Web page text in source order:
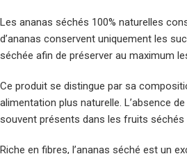
Les ananas séchés 100% naturelles
d’ananas conservent uniquement les
séchée afin de préserver au maximum
Ce produit se distingue par sa
alimentation plus naturelle. L’absence
souvent présents dans les fruits séchés
Riche en fibres, l’ananas séché est un